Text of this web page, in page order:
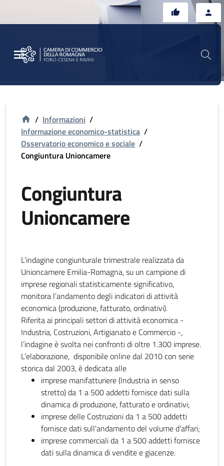
/ Informazioni /
Informazione economico-statistica /
Osservatorio economico e sociale /
Congiuntura Unioncamere
Congiuntura
Unioncamere
L’indagine congiunturale trimestrale realizzata da
Unioncamere Emilia-Romagna, su un campione di
imprese regionali statisticamente significativo,
monitora l'andamento degli indicatori di attività
economica (produzione, fatturato, ordinativi).
Riferita ai principali settori di attività economica -
Industria, Costruzioni, Artigianato e Commercio -,
l’indagine è svolta nei confronti di oltre 1.300 imprese.
L'elaborazione, disponibile online dal 2010 con serie
storica dal 2003, è dedicata alle
imprese manifatturiere (Industria in senso
stretto) da 1 a 500 addetti fornisce dati sulla
dinamica di produzione, fatturato e ordinativi;
imprese delle Costruzioni da 1 a 500 addetti
fornisce dati sull'andamento del volume d'affari;
imprese commerciali da 1 a 500 addetti fornisce
dati sulla dinamica di vendite e giacenze.